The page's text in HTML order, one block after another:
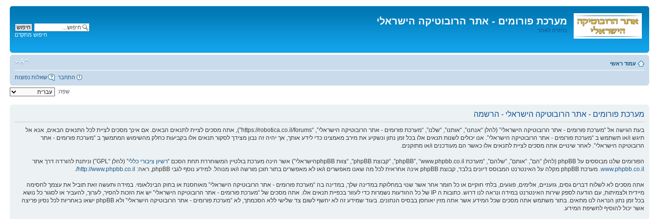
מערכת פורומים - אתר הרובוטיקה הישראלי
בחזרה לאתר
לתוכן
חיפוש מתקדם
עמוד ראשי
שאלות נפוצות התחבר
שפה:
מערכת פורומים - אתר הרובוטיקה הישראלי - הרשמה
בעת הגישה אל “מערכת פורומים - אתר הרובוטיקה הישראלי” (להלן “אנחנו”, “אותנו”, “שלנו”, “מערכת פורומים - אתר הרובוטיקה הישראלי”, “https://robotica.co.il/forums”), אתה מסכים לציית לתנאים הבאים. אם אינך מסכים לציית לכל התנאים הבאים, אנא אל
תיגש ו/או תשתמש ב “מערכת פורומים - אתר הרובוטיקה הישראלי”. אנו יכולים לשנות תנאים אלו בכל זמן נתון ונשקיע את מירב מאמצינו כדי לידע אותך, אך יהיה זה נבון מצידך לסקור תנאים אלו בקביעות כחלק מהשימוש המתמשך ב “מערכת פורומים - אתר
הרובוטיקה הישראלי”. לאחר שינויים אתה מסכים לציית לתנאים אלו כאשר הם מעודכנים ו/או מתוקנים.
הפורומים שלנו מבוססים על phpBB (להלן “הם”, “אותם”, “שלהם”, “מערכת phpBB”, “www.phpbb.co.il”, “קבוצת phpBB”, “צוות phpBBהישראלי”) אשר הינה מערכת בולטיין המשוחררת תחת הסכם “ רשיון ציבורי כללי” (להלן “GPL”) וניתנת להורדה דרך אתר
www.phpbb.co.il . מערכת phpBB מקלה על האינטרנט המבוסס דיונים בלבד, קבוצת phpBB אינה אחראית לכל מה שאנו מאפשרים ו/או לא מאפשרים בתור תוכן מורשה ו/או מנוהל. למידע נוסף לגבי phpBB, ראה: http://www.phpbb.co.il/
אתה מסכים לא לשלוח דברים גסים, גזעניים, אלימים, פוגעים, בלתי חוקיים או כל חומר אחר אשר שנוי במחלוקת במדינה שלך, במדינה בה “מערכת פורומים - אתר הרובוטיקה הישראלי” מאוחסנת או בחוק הבינלאומי. במידה ותעשה זאת תוביל את עצמך לחסימה
מיידית ולצמיתות, עם הודעה לספק שירות האינטרנט במידה ונראה לנו דרוש. כתובות ה IP של כל ההודעות נשמרות כדי לעזור בכפיית תנאים אלו. אתה מסכים של “מערכת פורומים - אתר הרובוטיקה הישראלי” יש את הזכות להסיר, לערוך, להעביר או לסגור כל נושא
בכל זמן נתון הנראה לנו מתאים. בתור משתמש אתה מסכים שכל המידע אשר אתה מזין יאוחסן בבסיס הנתונים. בעוד שמידע זה לא יחשף לשום צד שלישי ללא הסכמתך, לא “מערכת פורומים - אתר הרובוטיקה הישראלי” ולא phpBB ישאו באחריות לכל נסיון פריצה
אשר יכול להוסיף לחשיפת המידע.